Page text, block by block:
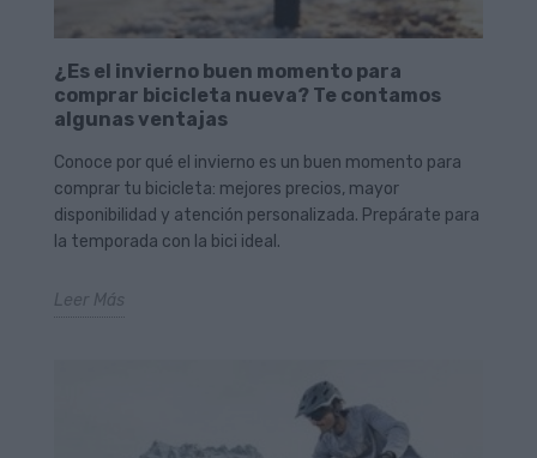
¿Es el invierno buen momento para
comprar bicicleta nueva? Te contamos
algunas ventajas
Conoce por qué el invierno es un buen momento para
comprar tu bicicleta: mejores precios, mayor
disponibilidad y atención personalizada. Prepárate para
la temporada con la bici ideal.
Leer Más